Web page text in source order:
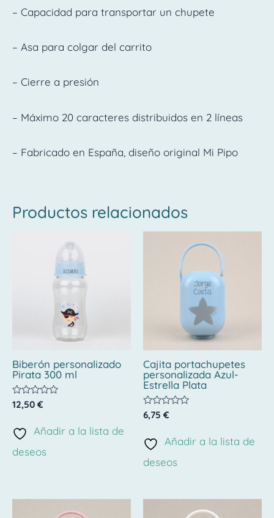
– Capacidad para transportar un chupete
– Asa para colgar del carrito
– Cierre a presión
– Máximo 20 caracteres distribuidos en 2 líneas
– Fabricado en España, diseño original Mi Pipo
Productos relacionados
Biberón personalizado
Pirata 300 ml
Valorado
con
de
5
12,50 €
Añadir a la lista de
deseos
Cajita portachupetes
personalizada Azul-
Estrella Plata
Valorado
con
de
5
6,75 €
Añadir a la lista de
deseos